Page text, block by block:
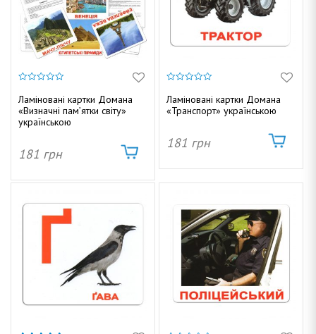
з
5
Ламіновані картки Домана
«Визначні пам’ятки світу»
українською
181 грн
з
5
Ламіновані картки Домана
«Транспорт» українською
181 грн